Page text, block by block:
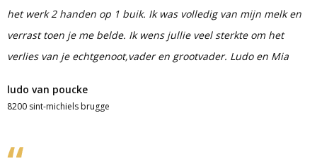
het werk 2 handen op 1 buik. Ik was volledig van mijn melk en
verrast toen je me belde. Ik wens jullie veel sterkte om het
verlies van je echtgenoot,vader en grootvader. Ludo en Mia
ludo van poucke
8200 sint-michiels brugge